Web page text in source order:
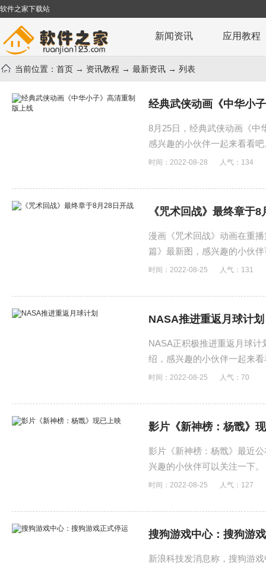
软件之家下载站
新闻资讯 应用教程
当前位置： 首页 → 资讯教程 → 最新资讯 → 列表
经典武侠动画《中华小
8月25日，经典武侠动画《中
感兴趣的小伙伴一起来看看吧
时间：2022-08-28 人气： 134
《咒术回战》最终章于
漫画《咒术回战》动画在重
篇》最新图，感兴趣的小伙
时间：2022-08-25 人气： 131
NASA推进重返月球计划
NASA正积极推进重返月球
绍，感兴趣的小伙伴一起来
时间：2022-08-25 人气： 70
影片《新神榜：杨戬》
影片《新神榜：杨戬》最近
兴趣的小伙伴可以关注一下。
时间：2022-08-25 人气： 127
搜狗游戏中心：搜狗游
新浪科技发消息称，搜狗游